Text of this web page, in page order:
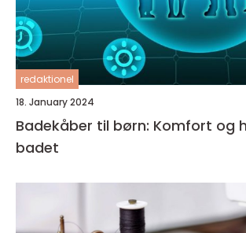
redaktionel
18. January 2024
Badekåber til børn: Komfort og
badet